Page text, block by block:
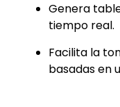
Genera
tiempo real.
Facilita la
basadas en